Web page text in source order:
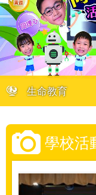
生命教育
學校活